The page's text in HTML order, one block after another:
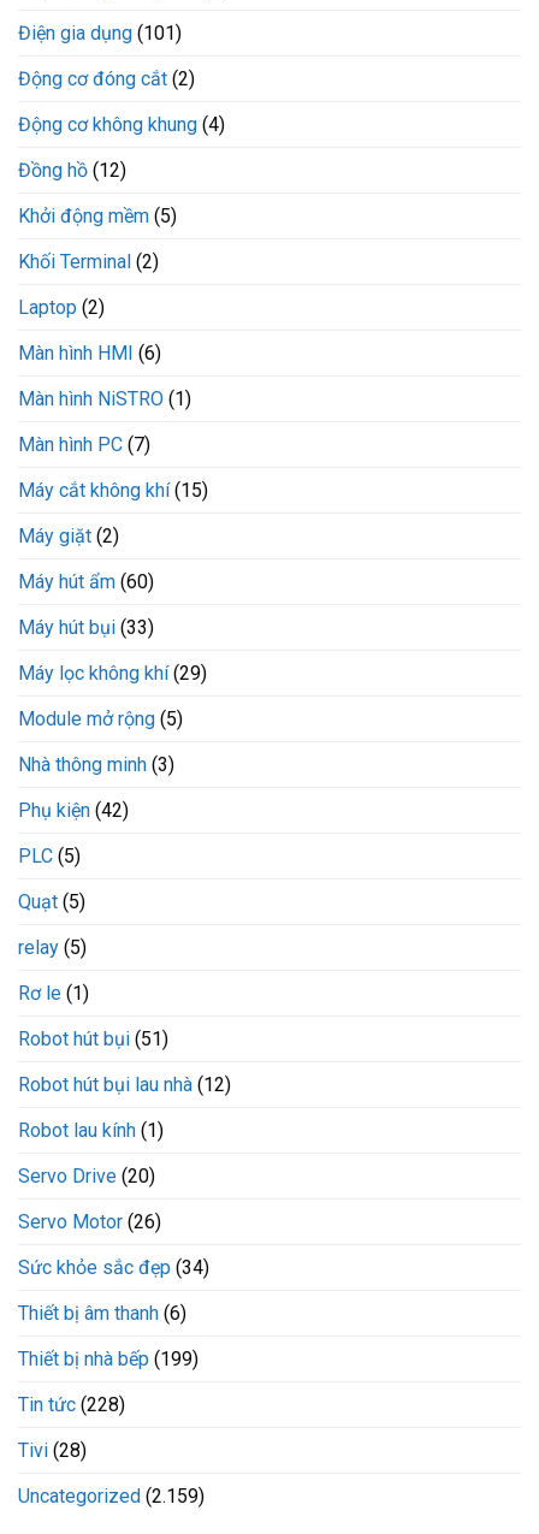
Điện gia dụng (101)
Động cơ đóng cắt (2)
Động cơ không khung (4)
Đồng hồ (12)
Khởi động mềm (5)
Khối Terminal (2)
Laptop (2)
Màn hình HMI (6)
Màn hình NiSTRO (1)
Màn hình PC (7)
Máy cắt không khí(15)
Máy giặt (2)
Máy hút ẩm (60)
Máy hút bụi (33)
Máy lọc không khí(29)
Module mở rộng (5)
Nhà thông minh (3)
Phụ kiện (42)
PLC (5)
Quạt (5)
relay (5)
Rơ le (1)
Robot hút bụi (51)
Robot hút bụi lau nhà (12)
Robot lau kính (1)
Servo Drive (20)
Servo Motor (26)
Sức khỏe sắc đẹp (34)
Thiết bị âm thanh (6)
Thiết bị nhà bếp (199)
Tin tức (228)
Tivi (28)
Uncategorized (2.159)